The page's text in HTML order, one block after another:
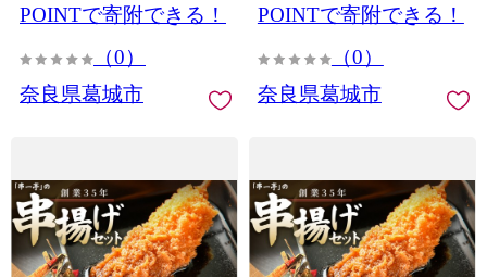
tkb008】
POINTで寄附できる！
（0）
奈良県葛城市
tkb007】
POINTで寄附できる！
（0）
奈良県葛城市